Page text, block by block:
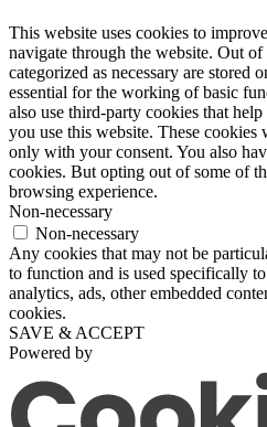
This website uses cookies to
navigate through the website. Out of
categorized as necessary are stored
essential for the working of basic
also use third-party cookies that
you use this website. These
only with your consent. You also
cookies. But opting out of some of
browsing experience.
Non-necessary
Non-necessary
Any cookies that may not be
to function and is used specifically
analytics, ads, other embedded
cookies.
SAVE & ACCEPT
Powered by